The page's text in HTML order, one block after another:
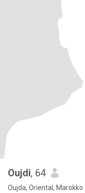
Oujdi, 64
Oujda, Oriental, Marokko